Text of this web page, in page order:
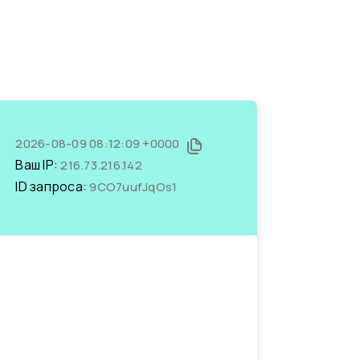
2026-08-09 08:12:09 +0000
Ваш IP:216.73.216.142
ID запроса:9CO7uufJqOs1